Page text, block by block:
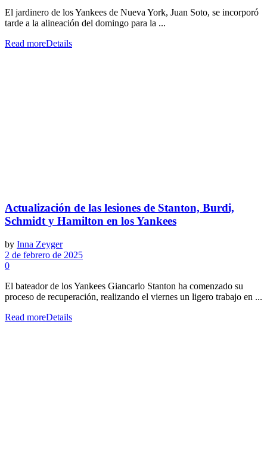
El jardinero de los Yankees de Nueva York, Juan Soto, se incorporó
tarde a la alineación del domingo para la ...
Read moreDetails
Actualización de las lesiones de Stanton, Burdi,
Schmidt y Hamilton en los Yankees
by Inna Zeyger
2 de febrero de 2025
0
El bateador de los Yankees Giancarlo Stanton ha comenzado su
proceso de recuperación, realizando el viernes un ligero trabajo en ...
Read moreDetails